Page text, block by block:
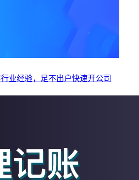
业经验，足不出户快速开公司